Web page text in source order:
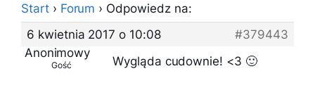
Start › Forum › Odpowiedz na:
6 kwietnia 2017 o 10:08
#379443
Anonimowy
Gość Wygląda cudownie! <3 🙂